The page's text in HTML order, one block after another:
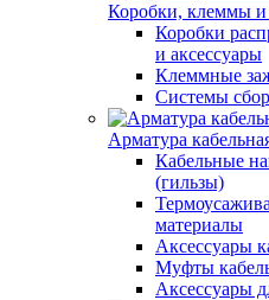
Коробки, клеммы
Коробки
и аксессуары
Клеммные
Системы
Арматура
Кабельные
(гильзы)
материалы
Аксессуары
Муфты
Аксессуары